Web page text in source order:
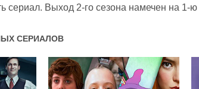
сериал. Выход 2-го сезона намечен на 1-
СЕРИАЛОВ